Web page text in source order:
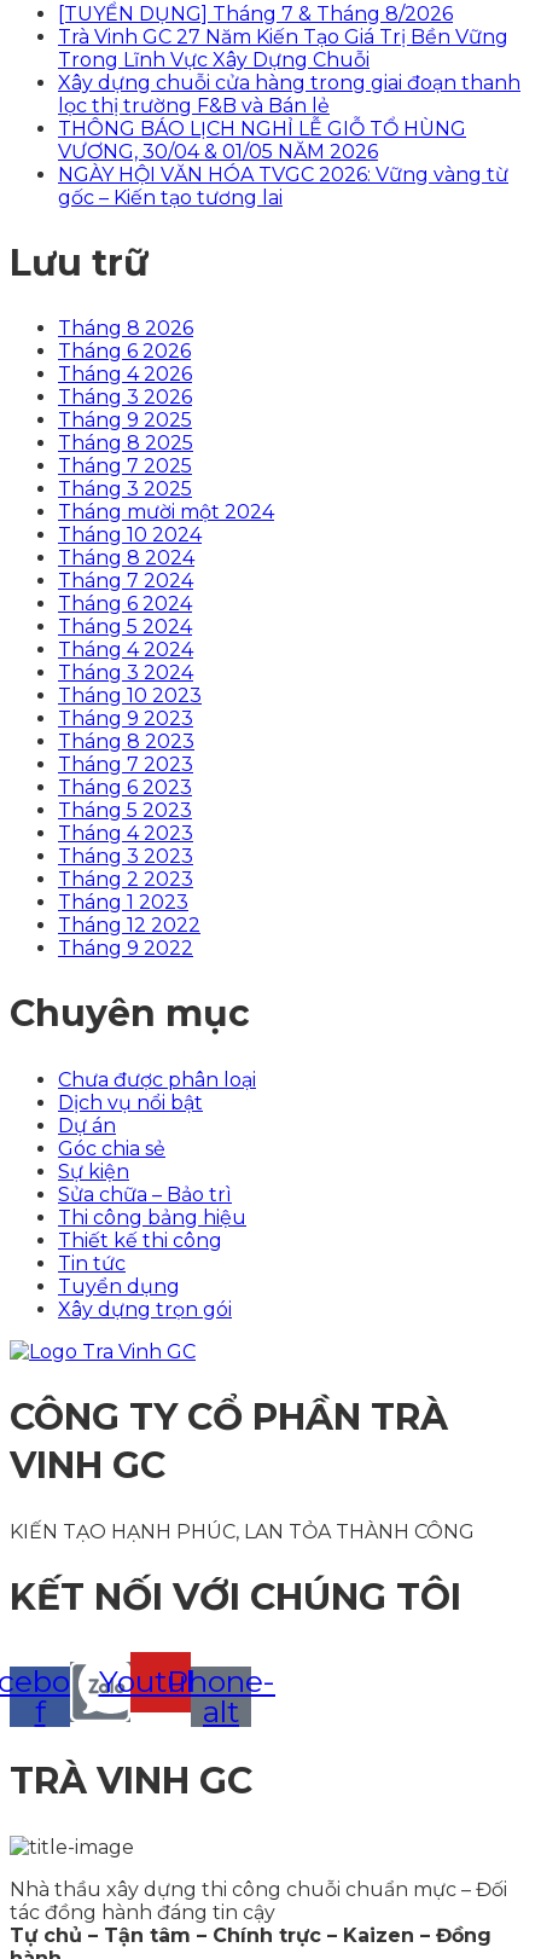
[TUYỂN DỤNG] Tháng 7 & Tháng 8/2026
Trà Vinh GC 27 Năm Kiến Tạo Giá Trị Bền Vững
Trong Lĩnh Vực Xây Dựng Chuỗi
Xây dựng chuỗi cửa hàng trong giai đoạn thanh
lọc thị trường F&B và Bán lẻ
THÔNG BÁO LỊCH NGHỈ LỄ GIỖ TỔ HÙNG
VƯƠNG, 30/04 & 01/05 NĂM 2026
NGÀY HỘI VĂN HÓA TVGC 2026: Vững vàng từ
gốc – Kiến tạo tương lai
Lưu trữ
Tháng 8 2026
Tháng 6 2026
Tháng 4 2026
Tháng 3 2026
Tháng 9 2025
Tháng 8 2025
Tháng 7 2025
Tháng 3 2025
Tháng mười một 2024
Tháng 10 2024
Tháng 8 2024
Tháng 7 2024
Tháng 6 2024
Tháng 5 2024
Tháng 4 2024
Tháng 3 2024
Tháng 10 2023
Tháng 9 2023
Tháng 8 2023
Tháng 7 2023
Tháng 6 2023
Tháng 5 2023
Tháng 4 2023
Tháng 3 2023
Tháng 2 2023
Tháng 1 2023
Tháng 12 2022
Tháng 9 2022
Chuyên mục
Chưa được phân loại
Dịch vụ nổi bật
Dự án
Góc chia sẻ
Sự kiện
Sửa chữa – Bảo trì
Thi công bảng hiệu
Thiết kế thi công
Tin tức
Tuyển dụng
Xây dựng trọn gói
CÔNG TY CỔ PHẦN TRÀ
VINH GC
KIẾN TẠO HẠNH PHÚC, LAN TỎA THÀNH CÔNG
KẾT NỐI VỚI CHÚNG TÔI
f
YoutubePhone-
alt
TRÀ VINH GC
Nhà thầu xây dựng thi công chuỗi chuẩn mực – Đối
tác đồng hành đáng tin cậy
Tự chủ – Tận tâm – Chính trực – Kaizen – Đồng